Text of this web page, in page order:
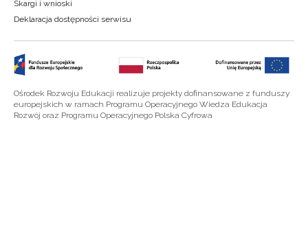
Skargi i wnioski
Deklaracja dostępności serwisu
Ośrodek Rozwoju Edukacji realizuje projekty dofinansowane z funduszy
europejskich w ramach Programu Operacyjnego Wiedza Edukacja
Rozwój oraz Programu Operacyjnego Polska Cyfrowa